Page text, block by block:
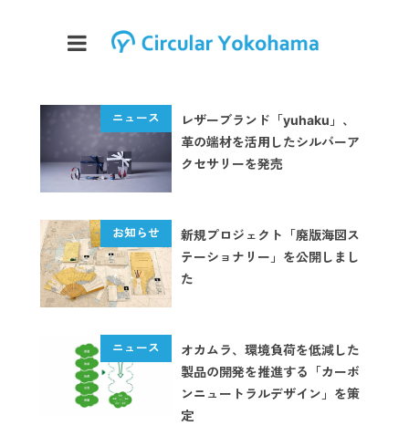
レザーブランド「yuhaku」、
革の端材を活用したシルバーア
クセサリーを発売
新規プロジェクト「廃版海図ス
テーショナリー」を公開しまし
た
オカムラ、環境負荷を低減した
製品の開発を推進する「カーボ
ンニュートラルデザイン」を策
定